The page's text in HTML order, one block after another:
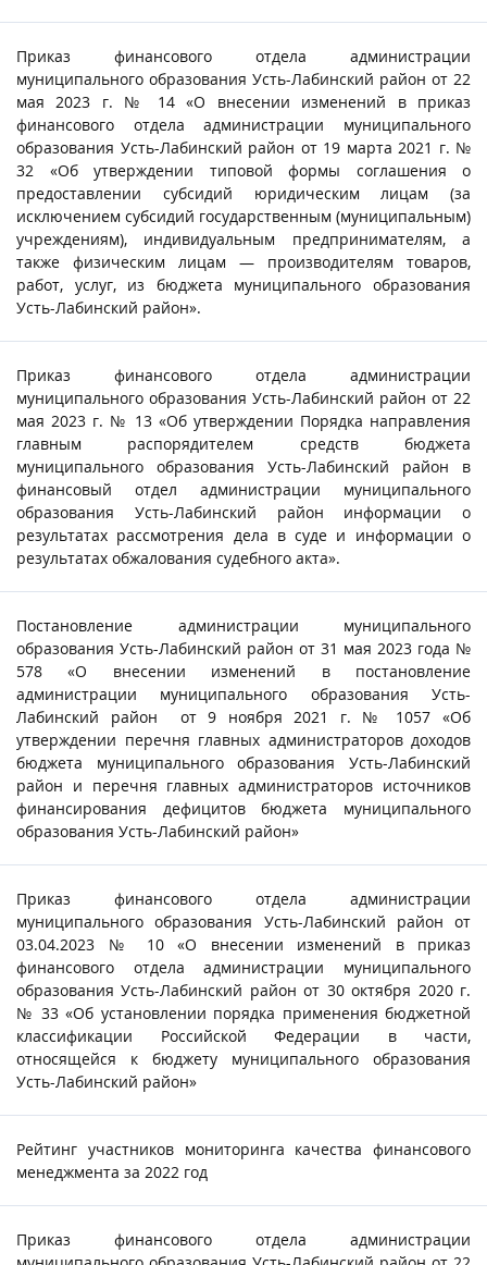
Приказ финансового отдела администрации
муниципального образования Усть-Лабинский район от 22
мая 2023 г. № 14 «О внесении изменений в приказ
финансового отдела администрации муниципального
образования Усть-Лабинский район от 19 марта 2021 г. №
32 «Об утверждении типовой формы соглашения о
предоставлении субсидий юридическим лицам (за
исключением субсидий государственным (муниципальным)
учреждениям), индивидуальным предпринимателям, а
также физическим лицам — производителям товаров,
работ, услуг, из бюджета муниципального образования
Усть-Лабинский район».
Приказ финансового отдела администрации
муниципального образования Усть-Лабинский район от 22
мая 2023 г. № 13 «Об утверждении Порядка направления
главным распорядителем средств бюджета
муниципального образования Усть-Лабинский район в
финансовый отдел администрации муниципального
образования Усть-Лабинский район информации о
результатах рассмотрения дела в суде и информации о
результатах обжалования судебного акта».
Постановление администрации муниципального
образования Усть-Лабинский район от 31 мая 2023 года №
578 «О внесении изменений в постановление
администрации муниципального образования Усть-
Лабинский район от 9 ноября 2021 г. № 1057 «Об
утверждении перечня главных администраторов доходов
бюджета муниципального образования Усть-Лабинский
район и перечня главных администраторов источников
финансирования дефицитов бюджета муниципального
образования Усть-Лабинский район»
Приказ финансового отдела администрации
муниципального образования Усть-Лабинский район от
03.04.2023 № 10 «О внесении изменений в приказ
финансового отдела администрации муниципального
образования Усть-Лабинский район от 30 октября 2020 г.
№ 33 «Об установлении порядка применения бюджетной
классификации Российской Федерации в части,
относящейся к бюджету муниципального образования
Усть-Лабинский район»
Рейтинг участников мониторинга качества финансового
менеджмента за 2022 год
Приказ финансового отдела администрации